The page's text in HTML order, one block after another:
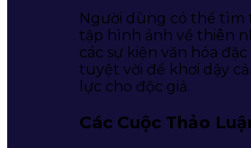
Người dùng có thể tìm
tập hình ảnh về thiên
các sự kiện văn hóa
tuyệt vời để khơi dậy
lực cho độc giả.
Các Cuộc Thảo